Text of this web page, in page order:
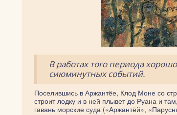
В работах того периода
сиюминутных событий.
Поселившись в Аржантёе, Клод Моне со
строит лодку и в ней плывет до Руана и
гавань морские суда («Аржантёй»,